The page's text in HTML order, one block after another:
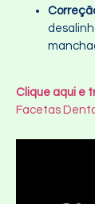
Clique aqui e
Facetas